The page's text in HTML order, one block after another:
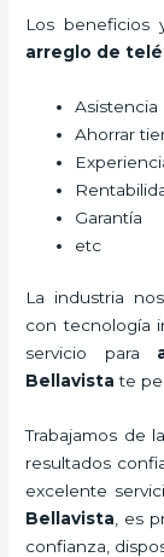
Los beneficios
arreglo de
Asistencia
Ahorrar
Garantía
etc
La industria
con tecnología
servicio para
Bellavista te
Trabajamos de
resultados
excelente
Bellavista , es
confianza,